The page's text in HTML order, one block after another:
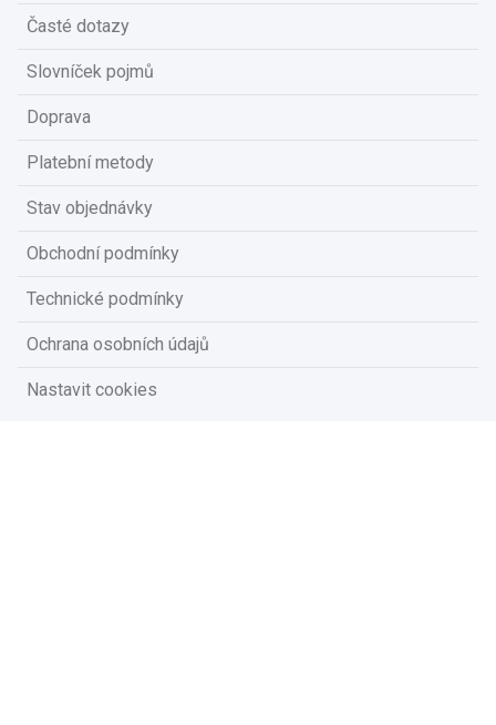
Časté dotazy
Slovníček pojmů
Doprava
Platební metody
Stav objednávky
Obchodní podmínky
Technické podmínky
Ochrana osobních údajů
Nastavit cookies